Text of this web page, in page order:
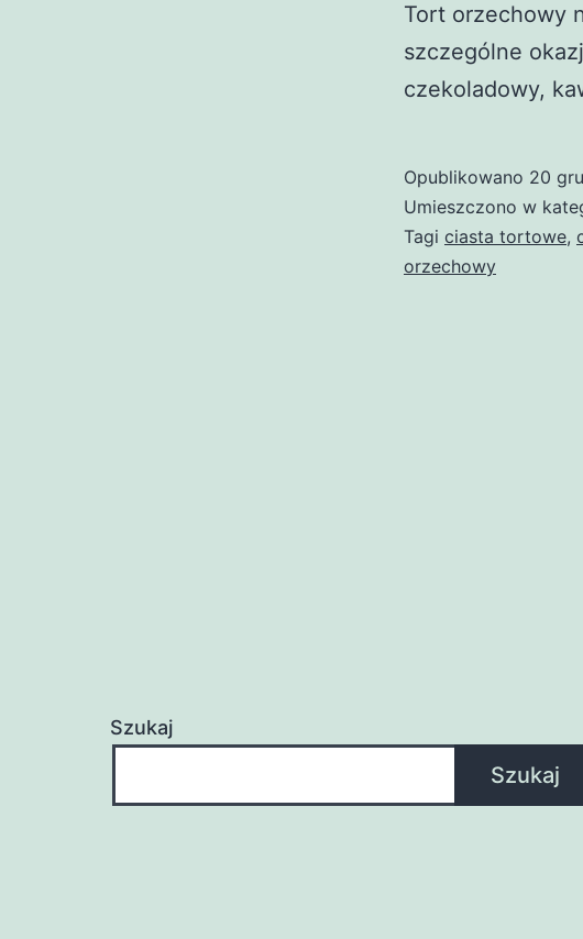
Tort orzechowy
szczególne
czekoladowy,
Opublikowano 20
Umieszczono w
Tagi ciasta tortowe,
orzechowy
Szukaj
Szukaj